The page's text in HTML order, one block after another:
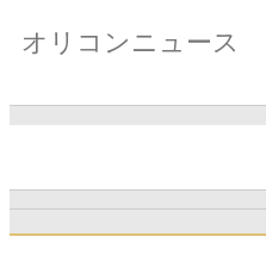
オリコンニュース